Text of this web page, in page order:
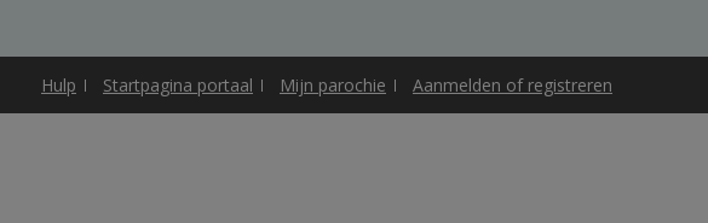
Hulp Startpagina portaal Mijn parochie Aanmelden of registreren